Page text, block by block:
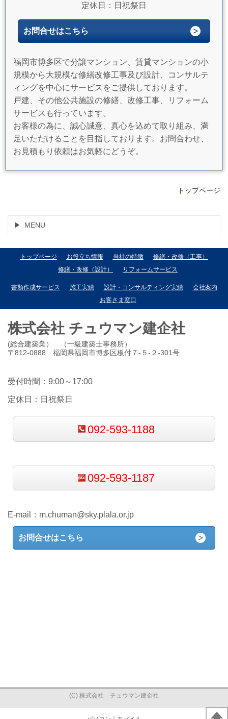
定休日：日祝祭日
お問合せはこちら
福岡市博多区で分譲マンション、賃貸マンションの小
規模から大規模な修繕改修工事及び設計、コンサルテ
ィングを中心にサービスをご提供しております。
戸建、その他公共施設の修繕、改修工事、リフォーム
サービスも行っています。
お客様の為に、誠心誠意、真心を込めて取り組み、満
足いただけることを目指しております。お問合わせ、
お見積もり依頼はお気軽にどうぞ。
トップページ
MENU
トップページ お役立ち情報 当社の特徴
修繕・改修（工事）
修繕・改修（設計）
リフォームサービス
書類作成サービス 施工実績 設計・コンサルティング実績
会社案内
お客さま窓口
株式会社 チュウマン建企社
(総合建築業） （一級建築士事務所）
〒812-0888 福岡県福岡市博多区板付７-５-２-301号
受付時間：9:00～17:00
定休日：日祝祭日
092-593-1188
092-593-1187
E-mail： m.chuman@sky.plala.or.jp
お問合せはこちら
(C) 株式会社 チュウマン建企社